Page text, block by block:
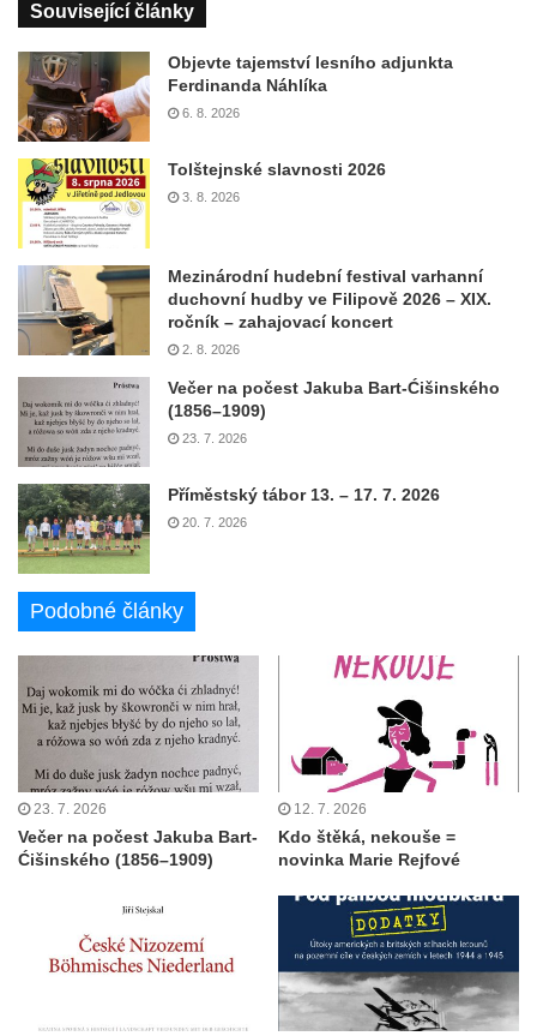
Související články
Objevte tajemství lesního adjunkta
Ferdinanda Náhlíka
6. 8. 2026
Tolštejnské slavnosti 2026
3. 8. 2026
Mezinárodní hudební festival varhanní
duchovní hudby ve Filipově 2026 – XIX.
ročník – zahajovací koncert
2. 8. 2026
Večer na počest Jakuba Bart-Ćišinského
(1856–1909)
23. 7. 2026
Příměstský tábor 13. – 17. 7. 2026
20. 7. 2026
Podobné články
23. 7. 2026
Večer na počest Jakuba Bart-
Ćišinského (1856–1909)
12. 7. 2026
Kdo štěká, nekouše =
novinka Marie Rejfové